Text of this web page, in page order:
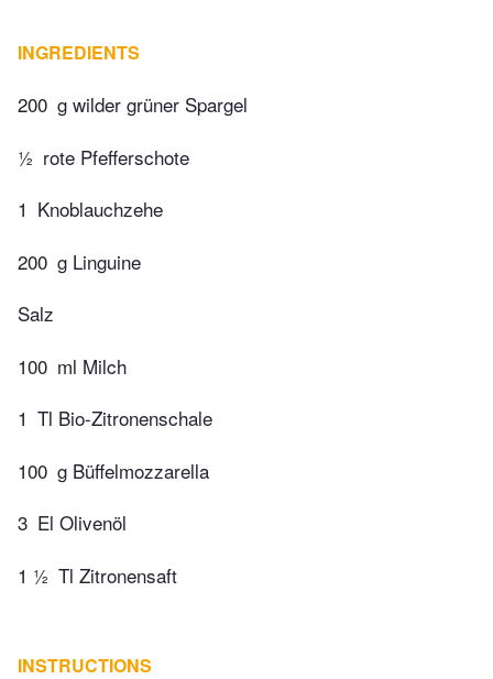
INGREDIENTS
200 g wilder grüner Spargel
½ rote Pfefferschote
1 Knoblauchzehe
200 g Linguine
Salz
100 ml Milch
1 Tl Bio-Zitronenschale
100 g Büffelmozzarella
3 El Olivenöl
1 ½ Tl Zitronensaft
INSTRUCTIONS